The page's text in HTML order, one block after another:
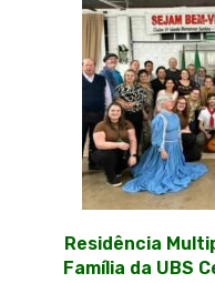
Residência
Família da UBS